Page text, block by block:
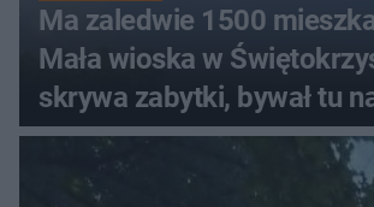
Ma zaledwie 1500
Mała wioska w
skrywa zabytki, bywał tu